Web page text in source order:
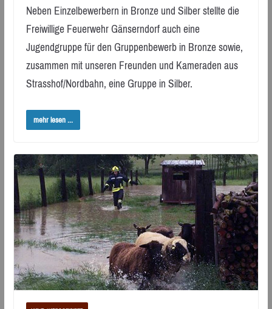
Neben Einzelbewerbern in Bronze und Silber stellte die
Freiwillige Feuerwehr Gänserndorf auch eine
Jugendgruppe für den Gruppenbewerb in Bronze sowie,
zusammen mit unseren Freunden und Kameraden aus
Strasshof/Nordbahn, eine Gruppe in Silber.
mehr lesen ...